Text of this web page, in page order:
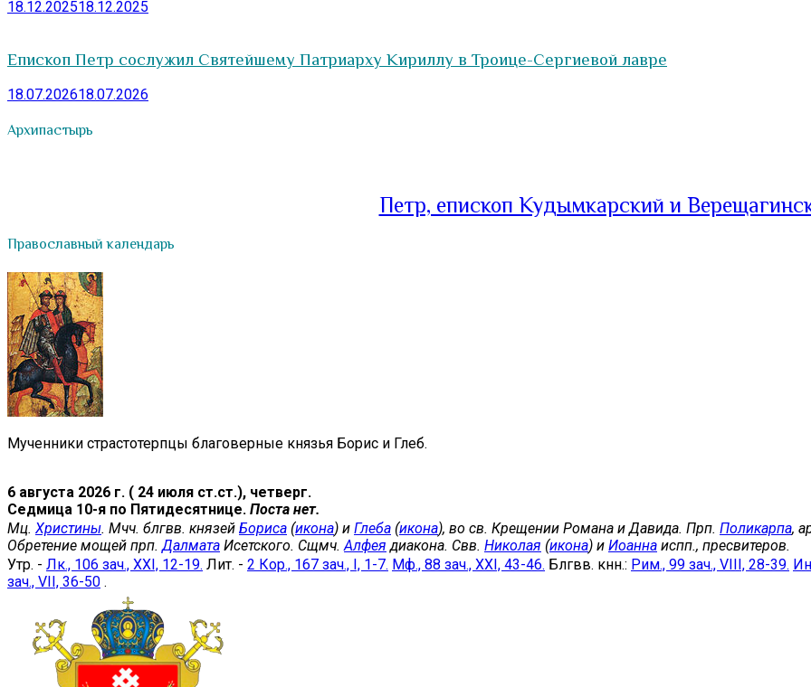
18.12.202518.12.2025
Епископ Петр сослужил Святейшему Патриарху Кириллу в Троице-Сергиевой лавре
18.07.202618.07.2026
Архипастырь
Петр, епископ Кудымкарский и
Православный календарь
Мученники страстотерпцы благоверные князья Борис и Глеб.
6 августа 2026 г. ( 24 июля ст.ст.), четверг.
Седмица 10-я по Пятидесятнице. Поста нет.
Мц. Христины. Мчч. блгвв. князей Бориса (икона) и Глеба (икона), во св. Крещении Романа и Давида. Прп. Поликарпа,
Обретение мощей прп. Далмата Исетского. Сщмч. Алфея диакона. Свв. Николая (икона) и Иоанна испп., пресвитеров.
Утр. - Лк., 106 зач., XXI, 12-19. Лит. - 2 Кор., 167 зач., I, 1-7. Мф., 88 зач., XXI, 43-46. Блгвв. кнн.: Рим., 99 зач., VIII, 28-39.
зач., VII, 36-50 .